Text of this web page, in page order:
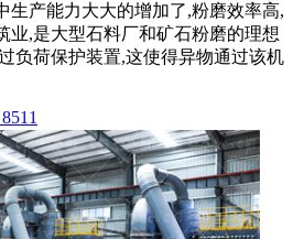
生产能力大大的增加了,粉磨效率高,
业,是大型石料厂和矿石粉磨的理想
负荷保护装置,这使得异物通过该机